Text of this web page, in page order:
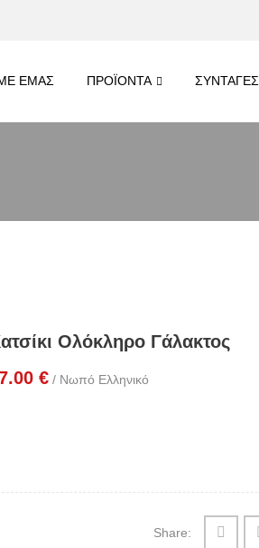
ΕΜΑΣ ΠΡΟΪΟΝΤΑ ΣΥΝΤΑΓΕΣ
Ολόκληρο Γάλακτος
€ / Νωπό Ελληνικό
Share: